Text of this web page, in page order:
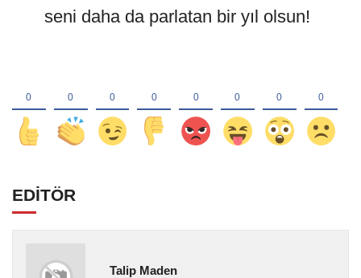
seni daha da parlatan bir yıl olsun!
EDİTÖR
Talip Maden